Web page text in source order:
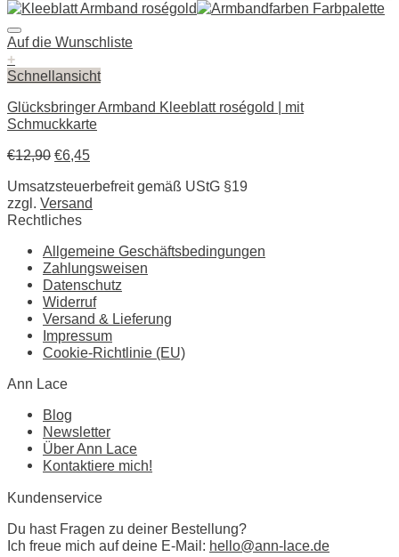
Auf die Wunschliste
+
Schnellansicht
Glücksbringer Armband Kleeblatt roségold | mit
Schmuckkarte
€12,90 €6,45
Umsatzsteuerbefreit gemäß UStG §19
zzgl. Versand
Rechtliches
Allgemeine Geschäftsbedingungen
Zahlungsweisen
Datenschutz
Widerruf
Versand & Lieferung
Impressum
Cookie-Richtlinie (EU)
Ann Lace
Blog
Newsletter
Über Ann Lace
Kontaktiere mich!
Kundenservice
Du hast Fragen zu deiner Bestellung?
Ich freue mich auf deine E-Mail: hello@ann-lace.de